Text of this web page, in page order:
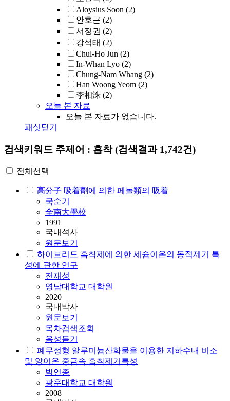
Aloysius Soon (2)
안호근 (2)
서정권 (2)
강석태 (2)
Chul-Ho Jun (2)
In-Whan Lyo (2)
Chung-Nam Whang (2)
Han Woong Yeom (2)
李相洙 (2)
오늘 본 자료
오늘 본 자료가 없습니다.
패싯닫기
검색키워드 주제어 : 흡착(검색결과 1,742건)
전체선택
高分子 吸着劑에 의한 페놀類의 吸着
국순기
全南大學校
1991
국내석사
원문보기
하이브리드 흡착제에 의한 세슘이온의 동적제거 특
성에 관한 연구
전재성
영남대학교 대학원
2020
국내박사
원문보기
목차검색조회
음성듣기
폐무정형 알루미늄산화물을 이용한 지하수내 비소
및 양이온 중금속 흡착제거특성
박연종
광운대학교 대학원
2008